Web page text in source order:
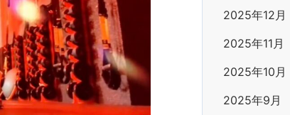
2025年12月
2025年11月
2025年10月
2025年9月